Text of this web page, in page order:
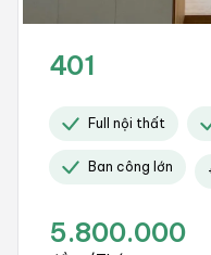
401
Full nội thất
Ban công lớn
5.800.000